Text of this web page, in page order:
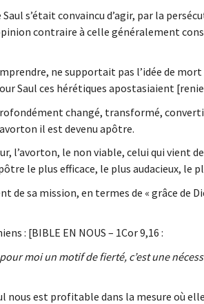
s’était convaincu d’agir, par la
contraire à celle généralement
ne supportait pas l’idée de
Saul ces hérétiques apostasiaient
changé, transformé,
il est devenu apôtre.
l’avorton, le non viable, celui qui vient
le plus efficace, le plus audacieux, le
sa mission, en termes de « grâce de
: [BIBLE EN NOUS – 1Cor 9,16 :
moi un motif de fierté, c’est une
nous est profitable dans la mesure où